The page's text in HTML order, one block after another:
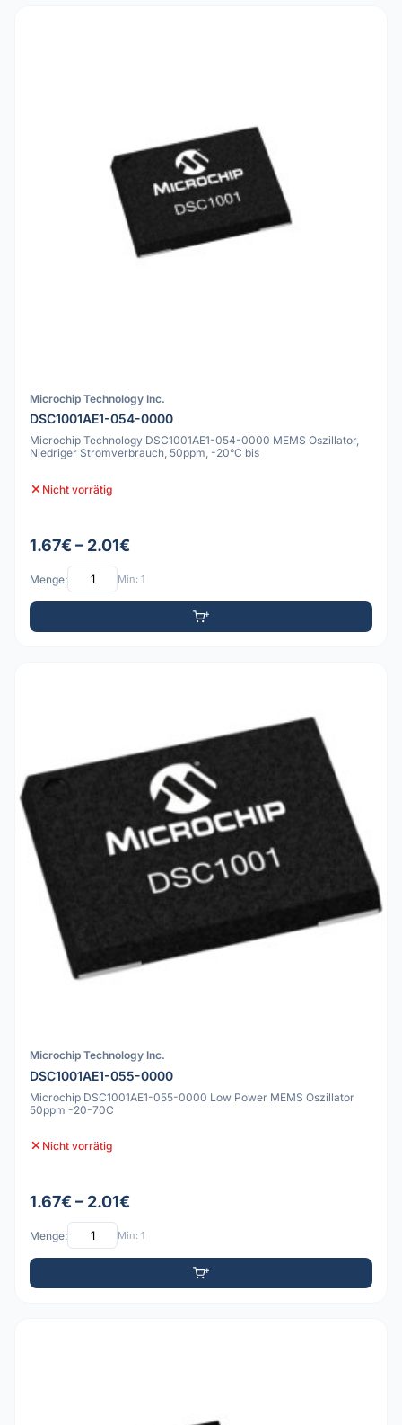
Microchip Technology Inc.
DSC1001AE1-054-0000
Microchip Technology DSC1001AE1-054-0000 MEMS Oszillator,
Niedriger Stromverbrauch, 50ppm, -20°C bis
Nicht vorrätig
1.67€ – 2.01€
Menge: Min: 1
Microchip Technology Inc.
DSC1001AE1-055-0000
Microchip DSC1001AE1-055-0000 Low Power MEMS Oszillator
50ppm -20-70C
Nicht vorrätig
1.67€ – 2.01€
Menge: Min: 1